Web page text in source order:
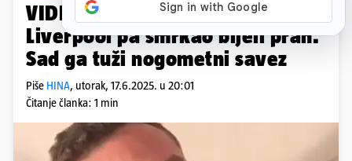
VIDEO Sudac vrijeđao Kloppa i
Liverpool pa šmrkao bijeli prah.
Sad ga tuži nogometni savez
Piše HINA, utorak, 17.6.2025. u 20:01
Čitanje članka: 1 min